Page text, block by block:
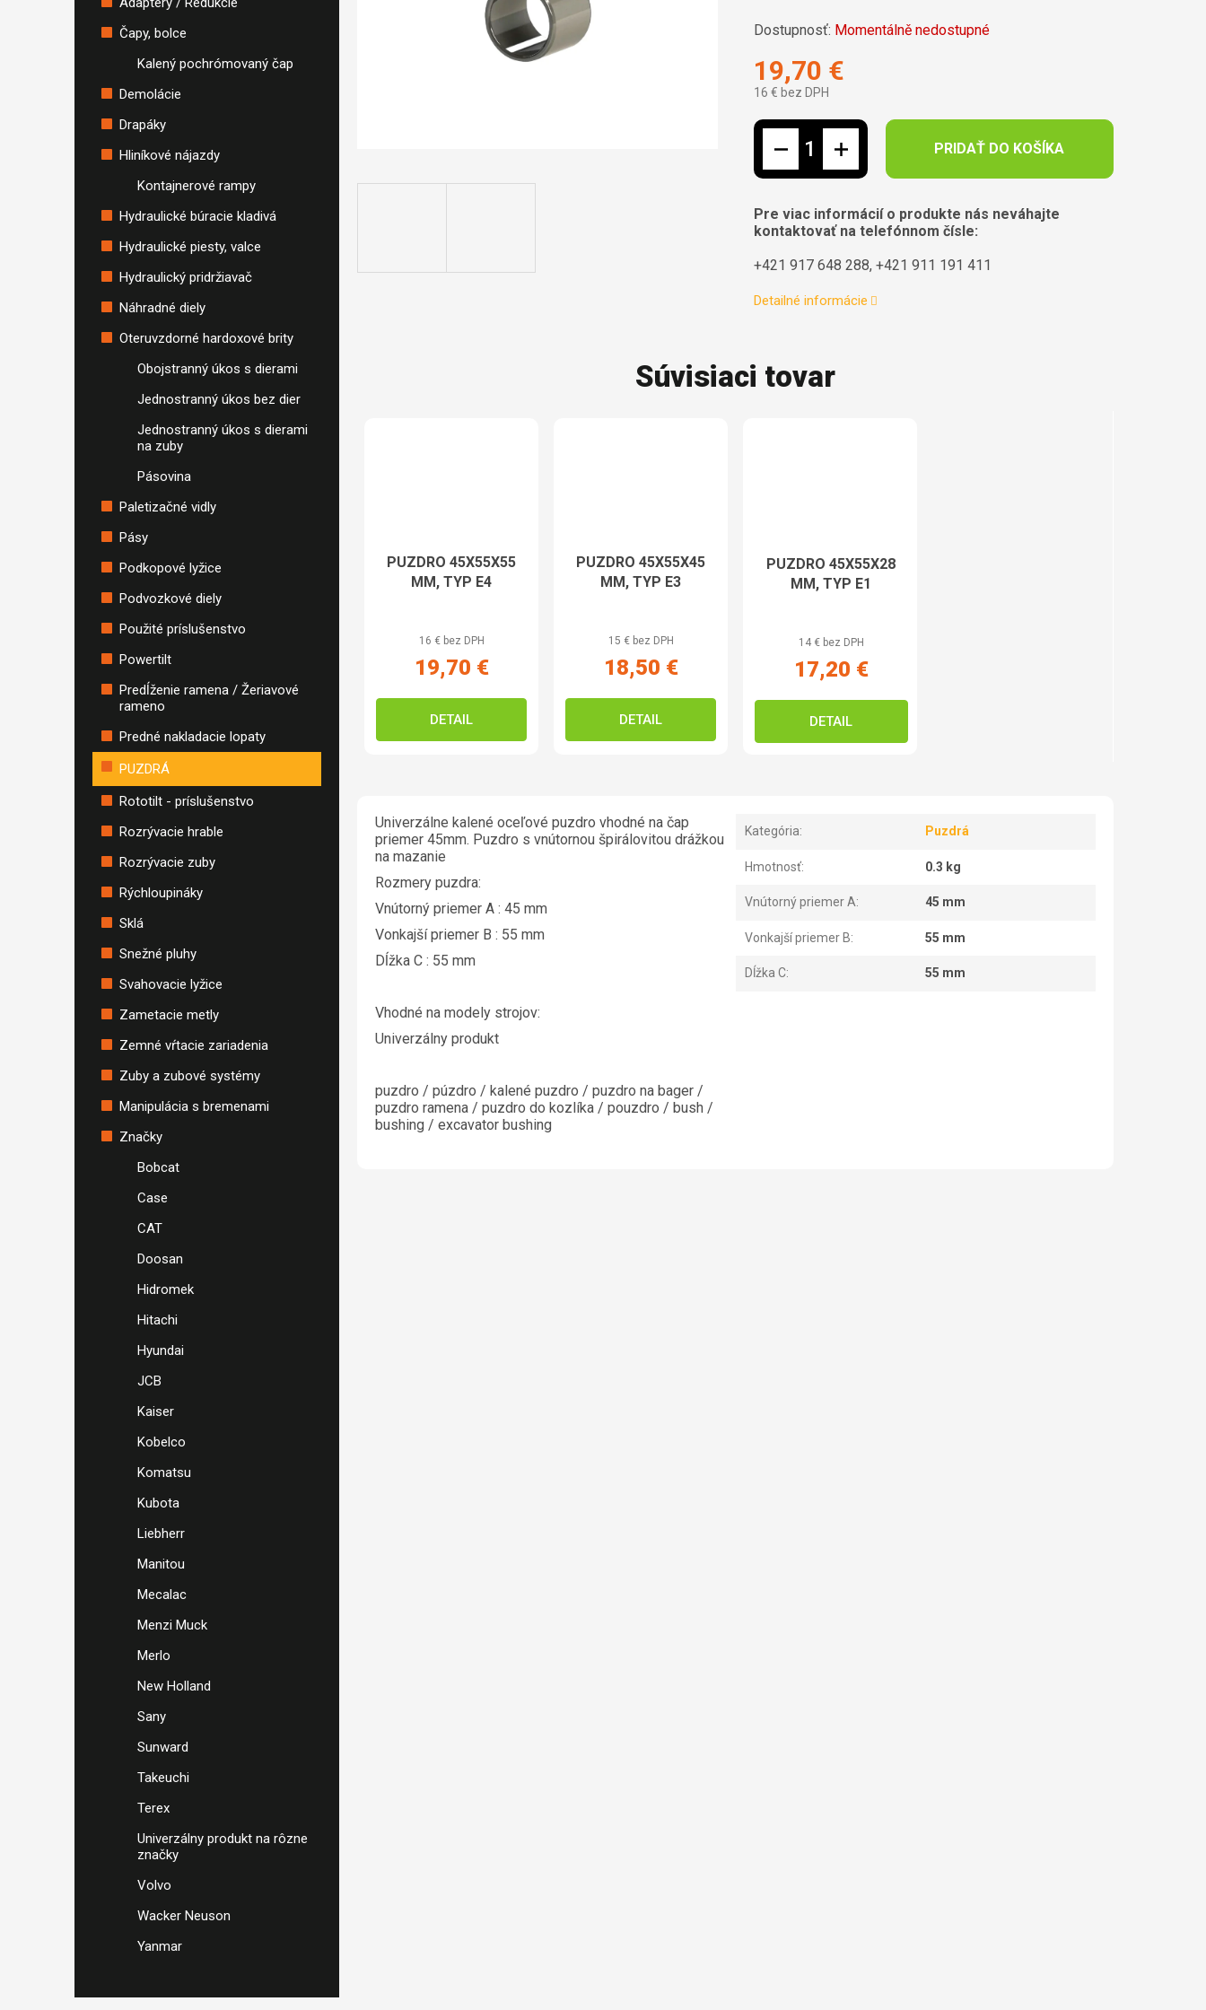
Čapy, bolce
Kalený pochrómovaný čap
Demolácie
Drapáky
Hliníkové nájazdy
Kontajnerové rampy
Hydraulické búracie kladivá
Hydraulické piesty, valce
Hydraulický pridržiavač
Náhradné diely
Oteruvzdorné hardoxové brity
Obojstranný úkos s dierami
Jednostranný úkos bez dier
Jednostranný úkos s dierami
na zuby
Pásovina
Paletizačné vidly
Pásy
Podkopové lyžice
Podvozkové diely
Použité príslušenstvo
Powertilt
Predĺženie ramena / Žeriavové
rameno
Predné nakladacie lopaty
PUZDRÁ
Rototilt - príslušenstvo
Rozrývacie hrable
Rozrývacie zuby
Rýchloupináky
Sklá
Snežné pluhy
Svahovacie lyžice
Zametacie metly
Zemné vŕtacie zariadenia
Zuby a zubové systémy
Manipulácia s bremenami
Značky
Bobcat
Case
CAT
Doosan
Hidromek
Hitachi
Hyundai
JCB
Kaiser
Kobelco
Komatsu
Kubota
Liebherr
Manitou
Mecalac
Menzi Muck
Merlo
New Holland
Sany
Sunward
Takeuchi
Terex
Univerzálny produkt na rôzne
značky
Volvo
Wacker Neuson
Yanmar
Dostupnosť: Momentálně nedostupné
19,70 €
16 € bez DPH
Jednotková cena:
PRIDAŤ DO KOŠÍKA
Pre viac informácií o produkte nás neváhajte
kontaktovať na telefónnom čísle:
+421 917 648 288, +421 911 191 411
Detailné informácie
Súvisiaci tovar
PUZDRO 45X55X55
MM, TYP E4
16 € bez DPH
19,70 €
DETAIL
PUZDRO 45X55X45
MM, TYP E3
15 € bez DPH
18,50 €
DETAIL
PUZDRO 45X55X28
MM, TYP E1
14 € bez DPH
17,20 €
DETAIL
Univerzálne kalené oceľové puzdro vhodné na čap
priemer 45mm. Puzdro s vnútornou špirálovitou drážkou
na mazanie
Rozmery puzdra:
Vnútorný priemer A : 45 mm
Vonkajší priemer B : 55 mm
Dĺžka C : 55 mm
Vhodné na modely strojov:
Univerzálny produkt
puzdro / púzdro / kalené puzdro / puzdro na bager /
puzdro ramena / puzdro do kozlíka / pouzdro / bush /
bushing / excavator bushing
Kategória: Puzdrá
Hmotnosť: 0.3 kg
Vnútorný priemer A: 45 mm
Vonkajší priemer B: 55 mm
Dĺžka C: 55 mm